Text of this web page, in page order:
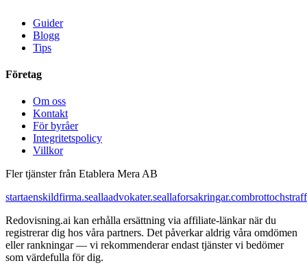
Guider
Blogg
Tips
Företag
Om oss
Kontakt
För byråer
Integritetspolicy
Villkor
Fler tjänster från Etablera Mera AB
startaenskildfirma.seallaadvokater.seallaforsakringar.com
Redovisning.ai kan erhålla ersättning via affiliate-länkar när du
registrerar dig hos våra partners. Det påverkar aldrig våra omdömen
eller rankningar — vi rekommenderar endast tjänster vi bedömer
som värdefulla för dig.